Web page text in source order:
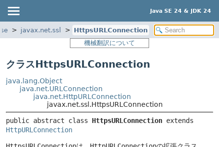
Java SE 24 & JDK 24
javax.net.ssl
HttpsURLConnection
機械翻訳について
クラスHttpsURLConnection
java.lang.Object
java.net.URLConnection
java.net.HttpURLConnection
javax.net.ssl.HttpsURLConnection
public abstract class HttpsURLConnection
HttpURLConnection